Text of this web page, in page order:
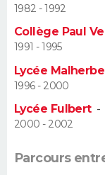
Alimentation
Guide de la santé
Maladies
Médicaments
Sommeil
VOYAGE
PHOTO
CARTE DE VOEUX
1982 - 1992
Collège Paul
1991 - 1995
Lycée Malherbe
1996 - 2000
Lycée Fulbert-
2000 - 2002
Parcours